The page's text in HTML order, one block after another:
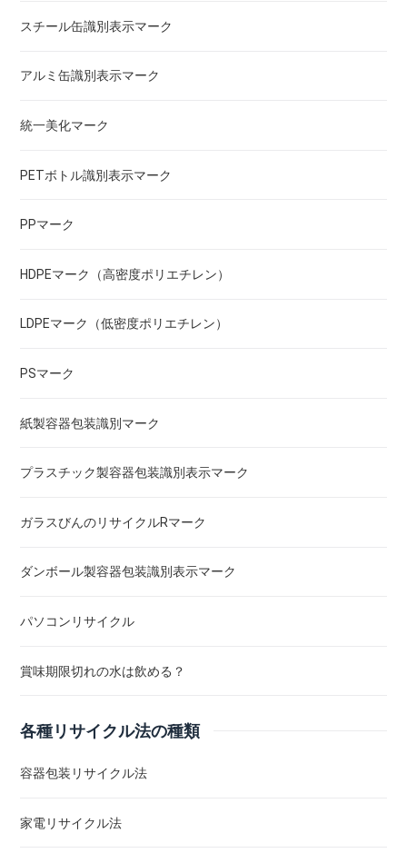
スチール缶識別表示マーク
アルミ缶識別表示マーク
統一美化マーク
PETボトル識別表示マーク
PPマーク
HDPEマーク（高密度ポリエチレン）
LDPEマーク（低密度ポリエチレン）
PSマーク
紙製容器包装識別マーク
プラスチック製容器包装識別表示マーク
ガラスびんのリサイクルRマーク
ダンボール製容器包装識別表示マーク
パソコンリサイクル
賞味期限切れの水は飲める？
各種リサイクル法の種類
容器包装リサイクル法
家電リサイクル法